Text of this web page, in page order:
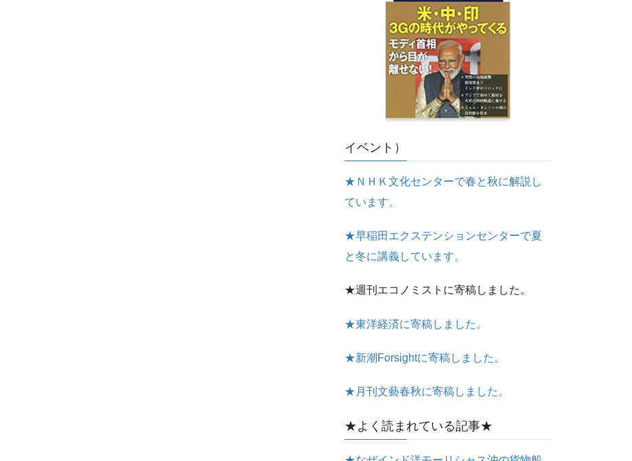
イベント）
★ＮＨＫ文化センターで春と秋に解説し
ています。
★早稲田エクステンションセンターで夏
と冬に講義しています。
★週刊エコノミストに寄稿しました。
★東洋経済に寄稿しました。
★新潮Forsightに寄稿しました。
★月刊文藝春秋に寄稿しました。
★よく読まれている記事★